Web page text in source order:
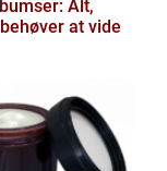
Alt,
at vide